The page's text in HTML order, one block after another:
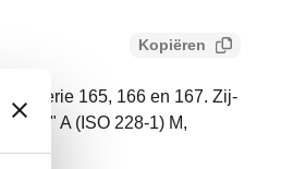
Kopiëren
serie 165, 166 en 167. Zij-
G 1" A (ISO 228-1) M,